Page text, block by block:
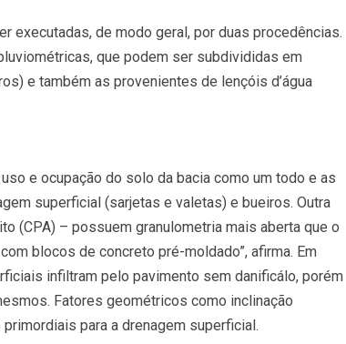
executadas, de modo geral, por duas procedências.
que podem ser subdivididas em
e também as provenientes de lençóis d’água
e ocupação do solo da bacia como um todo e as
superficial (sarjetas e valetas) e bueiros. Outra
(CPA) – possuem granulometria mais aberta que o
blocos de concreto pré-moldado”, afirma. Em
infiltram pelo pavimento sem danificálo, porém
Fatores geométricos como inclinação
para a drenagem superficial.